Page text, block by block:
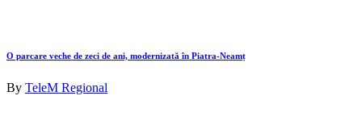
O parcare veche de zeci de ani, modernizată în Piatra-Neamț
By TeleM Regional